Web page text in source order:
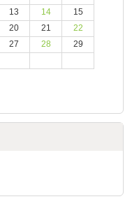
13 14
15
20 21
22
27 28
29